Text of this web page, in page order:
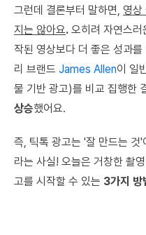
그런데 결론부터 말하면, 영상
지는 않아요. 오히려 자연스러
작된 영상보다 더 좋은 성과
리 브랜드 James Allen이 일
물 기반 광고)를 비교 집행한
상승했어요.
즉, 틱톡 광고는 '잘 만드는 것'
라는 사실! 오늘은 거창한 촬
고를 시작할 수 있는 3가지 방